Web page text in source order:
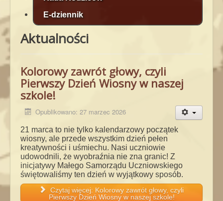
E-dziennik
Aktualności
Kolorowy zawrót głowy, czyli
Pierwszy Dzień Wiosny w naszej
szkole!
Opublikowano: 27 marzec 2026
21 marca to nie tylko kalendarzowy początek
wiosny, ale przede wszystkim dzień pełen
kreatywności i uśmiechu. Nasi uczniowie
udowodnili, że wyobraźnia nie zna granic! Z
inicjatywy Małego Samorządu Uczniowskiego
świętowaliśmy ten dzień w wyjątkowy sposób.
Czytaj więcej: Kolorowy zawrót głowy, czyli
Pierwszy Dzień Wiosny w naszej szkole!